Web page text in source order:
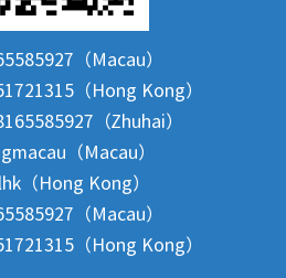
（Macau）
（Hong Kong）
（Zhuhai）
（Macau）
（Hong Kong）
（Macau）
（Hong Kong）